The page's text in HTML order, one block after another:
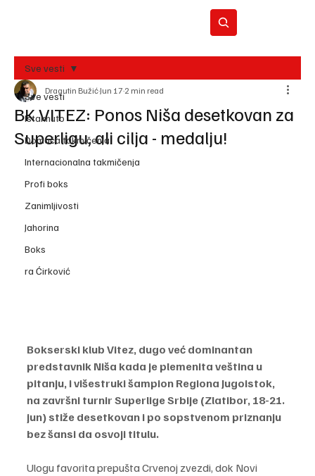
REC
Sve vesti
Istaknuto
Domaća takmičenja
Internacionalna takmičenja
Profi boks
Zanimljivosti
Jahorina
Boks
ra Ćirković
Sve vesti
BK VITEZ: Ponos Niša desetkovan za
Superligu, ali cilja - medalju!
Dragutin BužićJun 17 2 min read
Bokserski klub Vitez, dugo već dominantan
predstavnik Niša kada je plemenita veština u
pitanju, i višestruki šampion Regiona Jugoistok,
na završni turnir Superlige Srbije (Zlatibor, 18-21.
jun) stiže desetkovan i po sopstvenom priznanju
bez šansi da osvoji titulu.
Ulogu favorita prepušta Crvenoj zvezdi, dok Novi